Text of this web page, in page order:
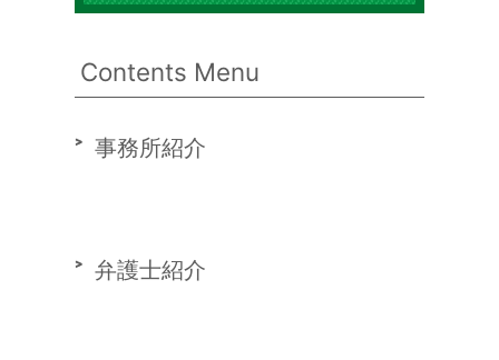
Contents Menu
事務所紹介
弁護士紹介